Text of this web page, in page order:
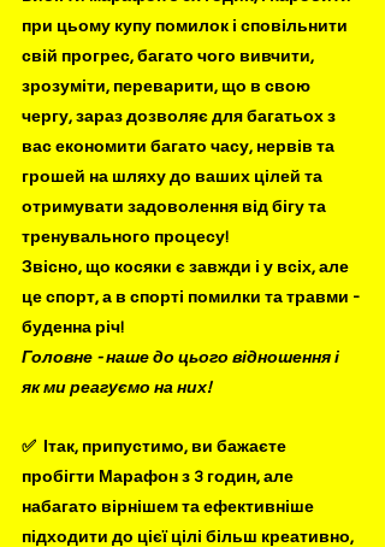
при цьому купу помилок і сповільнити
свій прогрес, багато чого вивчити,
зрозуміти, переварити, що в свою
чергу, зараз дозволяє для багатьох з
вас економити багато часу, нервів та
грошей на шляху до ваших цілей та
отримувати задоволення від бігу та
тренувального процесу!
Звісно, що косяки є завжди і у всіх, але
це спорт, а в спорті помилки та травми -
буденна річ!
Головне - наше до цього відношення і
як ми реагуємо на них!
✅  Ітак, припустимо, ви бажаєте
пробігти Марафон з 3 годин, але
набагато вірнішем та ефективніше
підходити до цієї цілі більш креативно,